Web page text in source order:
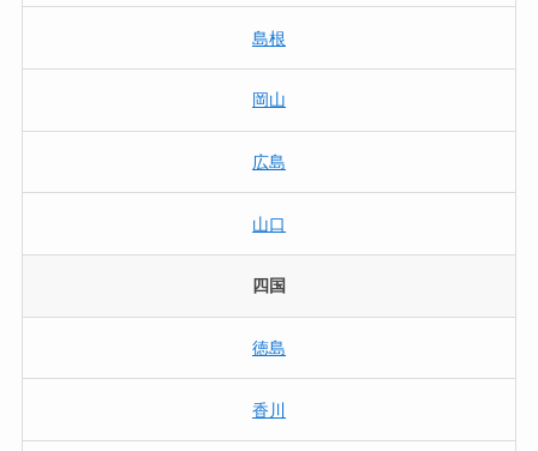
島根
岡山
広島
山口
四国
徳島
香川